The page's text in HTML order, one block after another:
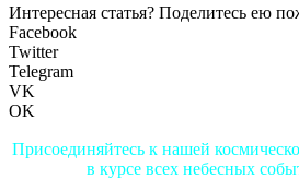
Интересная статья? Поделитесь ею
Facebook
Twitter
Telegram
VK
OK
Присоединяйтесь к нашей
в курсе всех небесных